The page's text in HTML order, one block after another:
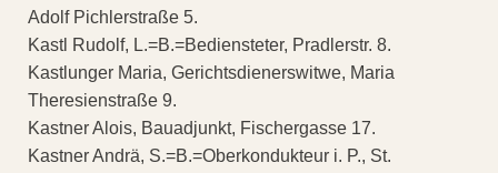
Adolf Pichlerstraße 5.
Kastl Rudolf, L.=B.=Bediensteter, Pradlerstr. 8.
Kastlunger Maria, Gerichtsdienerswitwe, Maria
Theresienstraße 9.
Kastner Alois, Bauadjunkt, Fischergasse 17.
Kastner Andrä, S.=B.=Oberkondukteur i. P., St.